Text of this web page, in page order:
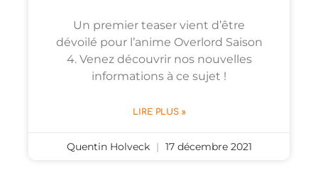
Un premier teaser vient d’être
dévoilé pour l’anime Overlord Saison
4. Venez découvrir nos nouvelles
informations à ce sujet !
LIRE PLUS »
Quentin Holveck 17 décembre 2021